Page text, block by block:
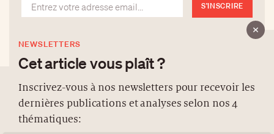
S'INSCRIRE
NEWSLETTERS
Cet article vous plaît ?
Inscrivez-vous à nos newsletters pour recevoir les
dernières publications et analyses selon nos 4
thématiques:
À PROPOS